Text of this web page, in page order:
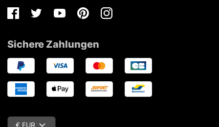
FacebookTwitterYoutubePinterestInstagram
Sichere Zahlungen
€ EUR